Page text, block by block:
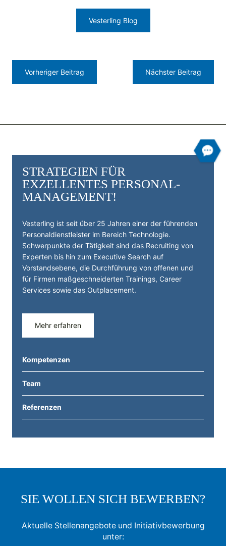
STRATEGIEN FÜR
EXZELLENTES PERSONAL­
MANAGEMENT!
Vesterling ist seit über 25 Jahren einer der führenden
Personal­dienst­leister im Bereich Technologie.
Schwerpunkte der Tätigkeit sind das Recruiting von
Experten bis hin zum Executive Search auf
Vorstandsebene, die Durchführung von offenen und
für Firmen maßgeschneiderten Trainings, Career
Services sowie das Outplacement.
Mehr erfahren
Kompetenzen
Team
Referenzen
Vorheriger Beitrag
Vesterling Blog
Nächster Beitrag
SIE WOLLEN SICH BEWERBEN?
Aktuelle Stellenangebote und Initiativbewerbung
unter: